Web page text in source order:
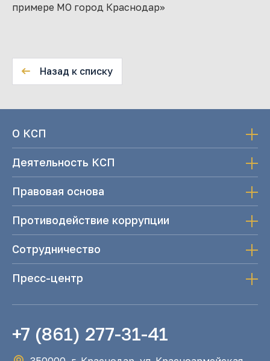
примере МО город Краснодар»
Назад к списку
О КСП
Деятельность КСП
Правовая основа
Противодействие коррупции
Сотрудничество
Пресс-центр
+7 (861) 277-31-41